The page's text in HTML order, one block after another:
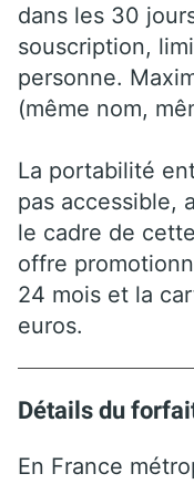
dans les 30
souscription,
personne.
(même nom,
La portabilité
pas accessible,
le cadre de cette
offre
24 mois et la
euros.
Détails du
En France